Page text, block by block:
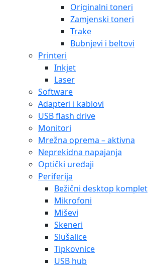
Originalni toneri
Zamjenski toneri
Trake
Bubnjevi i beltovi
Printeri
Inkjet
Laser
Software
Adapteri i kablovi
USB flash drive
Monitori
Mrežna oprema – aktivna
Neprekidna napajanja
Optički uređaji
Periferija
Bežični desktop komplet
Mikrofoni
Miševi
Skeneri
Slušalice
Tipkovnice
USB hub